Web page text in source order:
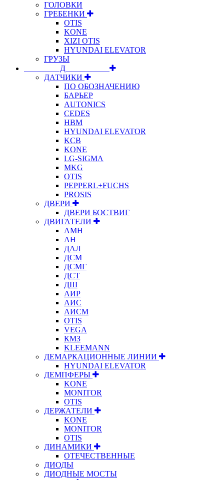
ГОЛОВКИ
ГРЕБЕНКИ
OTIS
KONE
XIZI OTIS
HYUNDAI ELEVATOR
ГРУЗЫ
⠀⠀⠀⠀⠀⠀Д⠀⠀⠀⠀⠀⠀⠀
ДАТЧИКИ
ПО ОБОЗНАЧЕНИЮ
БАРЬЕР
AUTONICS
CEDES
HBM
HYUNDAI ELEVATOR
KCB
KONE
LG-SIGMA
MKG
OTIS
PEPPERL+FUCHS
PROSIS
ДВЕРИ
ДВЕРИ БОСТВИГ
ДВИГАТЕЛИ
АМН
АН
ДАЛ
ДСМ
ДСМГ
ДСТ
ДШ
АИР
АИС
АИСМ
OTIS
VEGA
КМЗ
KLEEMANN
ДЕМАРКАЦИОННЫЕ ЛИНИИ
HYUNDAI ELEVATOR
ДЕМПФЕРЫ
KONE
MONITOR
OTIS
ДЕРЖАТЕЛИ
KONE
MONITOR
OTIS
ДИНАМИКИ
ОТЕЧЕСТВЕННЫЕ
ДИОДЫ
ДИОДНЫЕ МОСТЫ